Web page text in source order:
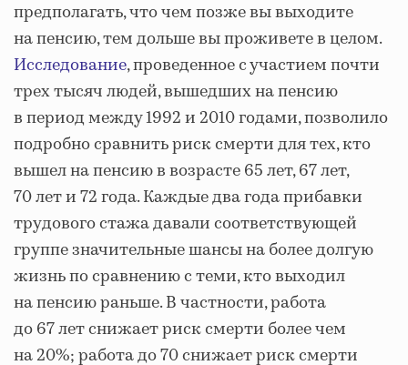
предполагать, что чем позже вы выходите
на пенсию, тем дольше вы проживете в целом.
Исследование, проведенное с участием почти
трех тысяч людей, вышедших на пенсию
в период между 1992 и 2010 годами, позволило
подробно сравнить риск смерти для тех, кто
вышел на пенсию в возрасте 65 лет, 67 лет,
70 лет и 72 года. Каждые два года прибавки
трудового стажа давали соответствующей
группе значительные шансы на более долгую
жизнь по сравнению с теми, кто выходил
на пенсию раньше. В частности, работа
до 67 лет снижает риск смерти более чем
на 20%; работа до 70 снижает риск смерти